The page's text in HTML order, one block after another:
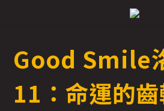
Good Smile
11：命運的齒